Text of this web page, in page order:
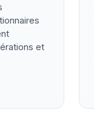
et